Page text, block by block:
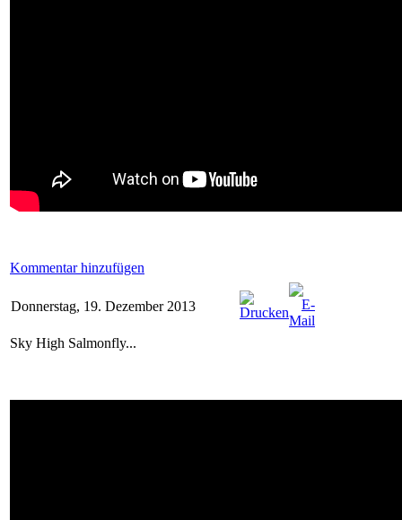
Kommentar hinzufügen
Donnerstag, 19. Dezember 2013
Sky High Salmonfly...